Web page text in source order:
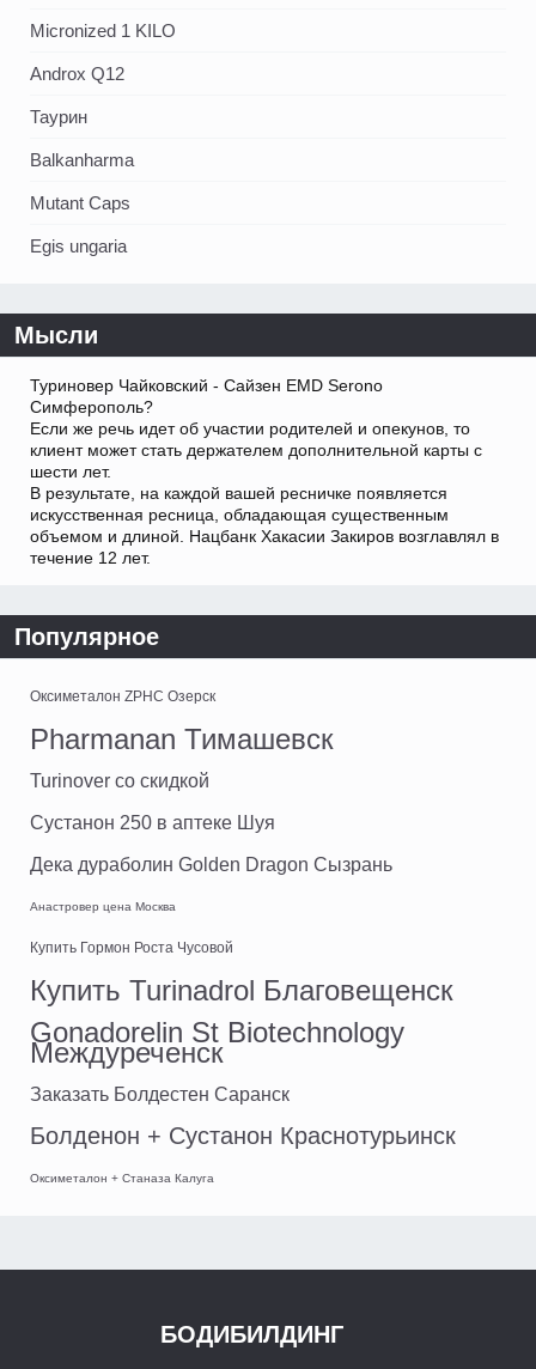
Micronized 1 KILO
Androx Q12
Таурин
Balkanharma
Mutant Caps
Egis ungaria
Мысли
Туриновер Чайковский - Сайзен EMD Serono
Симферополь?
Если же речь идет об участии родителей и опекунов, то
клиент может стать держателем дополнительной карты с
шести лет.
В результате, на каждой вашей ресничке появляется
искусственная ресница, обладающая существенным
объемом и длиной. Нацбанк Хакасии Закиров возглавлял в
течение 12 лет.
Популярное
Оксиметалон ZPHC Озерск
Pharmanan Тимашевск
Turinover со скидкой
Сустанон 250 в аптеке Шуя
Дека дураболин Golden Dragon Сызрань
Анастровер цена Москва
Купить Гормон Роста Чусовой
Купить Turinadrol Благовещенск
Gonadorelin St Biotechnology
Междуреченск
Заказать Болдестен Саранск
Болденон + Сустанон Краснотурьинск
Оксиметалон + Станаза Калуга
БОДИБИЛДИНГ